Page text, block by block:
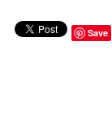
LIEGE
Save